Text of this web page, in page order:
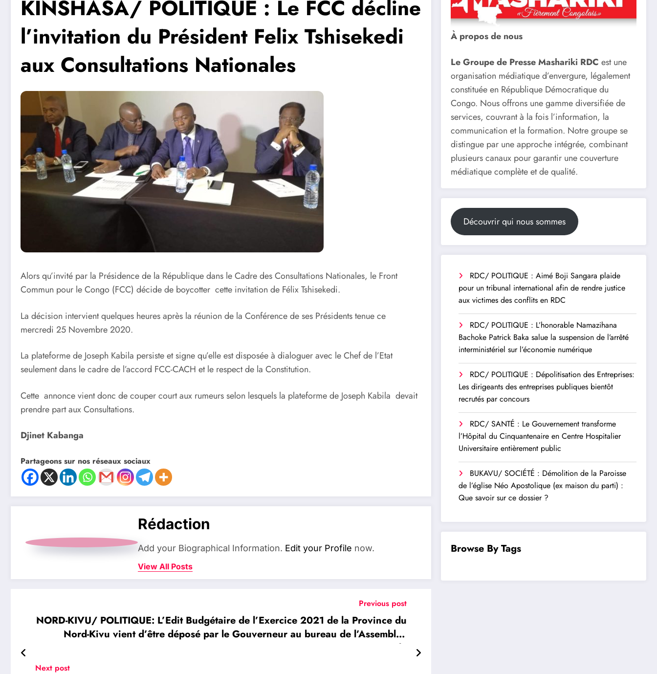
KINSHASA/ POLITIQUE : Le FCC décline
l’invitation du Président Felix Tshisekedi
aux Consultations Nationales
Alors qu’invité par la Présidence de la République dans le Cadre des Consultations Nationales, le Front
Commun pour le Congo (FCC) décide de boycotter cette invitation de Félix Tshisekedi.
La décision intervient quelques heures après la réunion de la Conférence de ses Présidents tenue ce
mercredi 25 Novembre 2020.
La plateforme de Joseph Kabila persiste et signe qu’elle est disposée à dialoguer avec le Chef de l’Etat
seulement dans le cadre de l’accord FCC-CACH et le respect de la Constitution.
Cette annonce vient donc de couper court aux rumeurs selon lesquels la plateforme de Joseph Kabila devait
prendre part aux Consultations.
Djinet Kabanga
Partageons sur nos réseaux sociaux
Rédaction
Add your Biographical Information. Edit your Profile now.
View All Posts
Previous post
NORD-KIVU/ POLITIQUE: L’Edit Budgétaire de l’Exercice 2021 de la Province du
Nord-Kivu vient d’être déposé par le Gouverneur au bureau de l’Assemblée
Provinciale
Next post
À propos de nous
Le Groupe de Presse Mashariki RDC est une
organisation médiatique d’envergure, légalement
constituée en République Démocratique du
Congo. Nous offrons une gamme diversifiée de
services, couvrant à la fois l’information, la
communication et la formation. Notre groupe se
distingue par une approche intégrée, combinant
plusieurs canaux pour garantir une couverture
médiatique complète et de qualité.
Découvrir qui nous sommes
RDC/ POLITIQUE : Aimé Boji Sangara plaide
pour un tribunal international afin de rendre justice
aux victimes des conflits en RDC
RDC/ POLITIQUE : L’honorable Namazihana
Bachoke Patrick Baka salue la suspension de l’arrêté
interministériel sur l’économie numérique
RDC/ POLITIQUE : Dépolitisation des Entreprises:
Les dirigeants des entreprises publiques bientôt
recrutés par concours
RDC/ SANTÉ : Le Gouvernement transforme
l’Hôpital du Cinquantenaire en Centre Hospitalier
Universitaire entièrement public
BUKAVU/ SOCIÉTÉ : Démolition de la Paroisse
de l’église Néo Apostolique (ex maison du parti) :
Que savoir sur ce dossier ?
Browse By Tags